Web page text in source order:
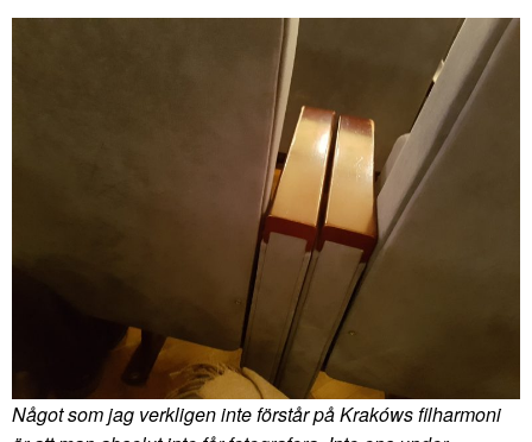
Något som jag verkligen inte förstår på Krakóws filharmoni